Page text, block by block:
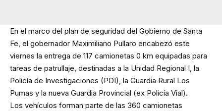
En el marco del plan de seguridad del Gobierno de Santa
Fe, el gobernador Maximiliano Pullaro encabezó este
viernes la entrega de 117 camionetas 0 km equipadas para
tareas de patrullaje, destinadas a la Unidad Regional I, la
Policía de Investigaciones (PDI), la Guardia Rural Los
Pumas y la nueva Guardia Provincial (ex Policía Vial).
Los vehículos forman parte de las 360 camionetas